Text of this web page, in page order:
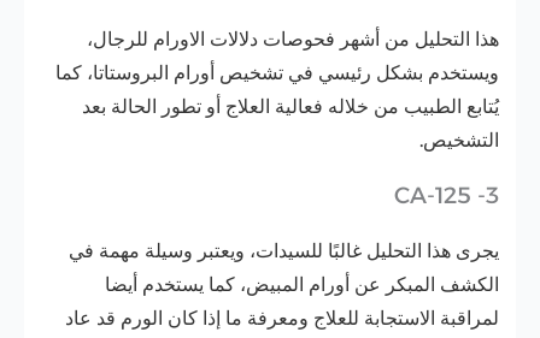
هذا التحليل من أشهر فحوصات دلالات الاورام للرجال،
ويستخدم بشكل رئيسي في تشخيص أورام البروستاتا، كما
يُتابع الطبيب من خلاله فعالية العلاج أو تطور الحالة بعد
التشخيص.
3- CA-125
يجرى هذا التحليل غالبًا للسيدات، ويعتبر وسيلة مهمة في
الكشف المبكر عن أورام المبيض، كما يستخدم أيضا
لمراقبة الاستجابة للعلاج ومعرفة ما إذا كان الورم قد عاد